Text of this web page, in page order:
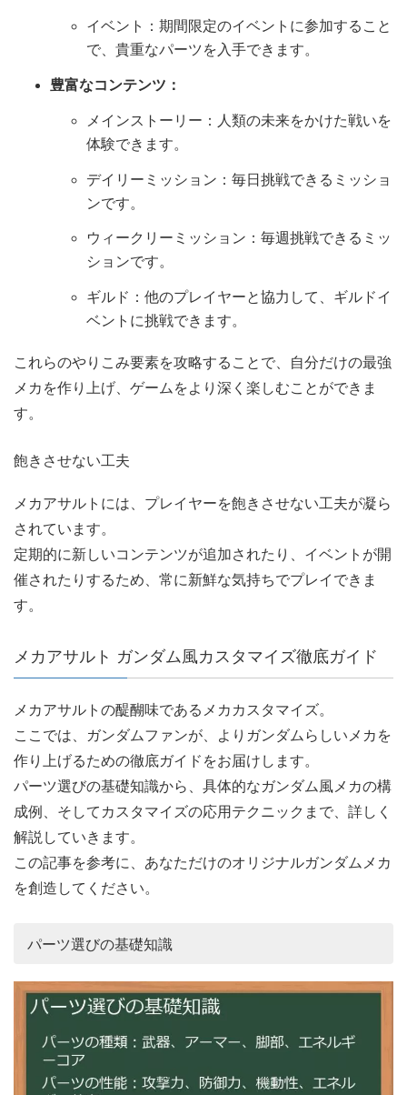
イベント：期間限定のイベントに参加すること
で、貴重なパーツを入手できます。
豊富なコンテンツ：
メインストーリー：人類の未来をかけた戦いを
体験できます。
デイリーミッション：毎日挑戦できるミッショ
ンです。
ウィークリーミッション：毎週挑戦できるミッ
ションです。
ギルド：他のプレイヤーと協力して、ギルドイ
ベントに挑戦できます。
これらのやりこみ要素を攻略することで、自分だけの最強
メカを作り上げ、ゲームをより深く楽しむことができま
す。
飽きさせない工夫
メカアサルトには、プレイヤーを飽きさせない工夫が凝ら
されています。
定期的に新しいコンテンツが追加されたり、イベントが開
催されたりするため、常に新鮮な気持ちでプレイできま
す。
メカアサルト ガンダム風カスタマイズ徹底ガイド
メカアサルトの醍醐味であるメカカスタマイズ。
ここでは、ガンダムファンが、よりガンダムらしいメカを
作り上げるための徹底ガイドをお届けします。
パーツ選びの基礎知識から、具体的なガンダム風メカの構
成例、そしてカスタマイズの応用テクニックまで、詳しく
解説していきます。
この記事を参考に、あなただけのオリジナルガンダムメカ
を創造してください。
パーツ選びの基礎知識